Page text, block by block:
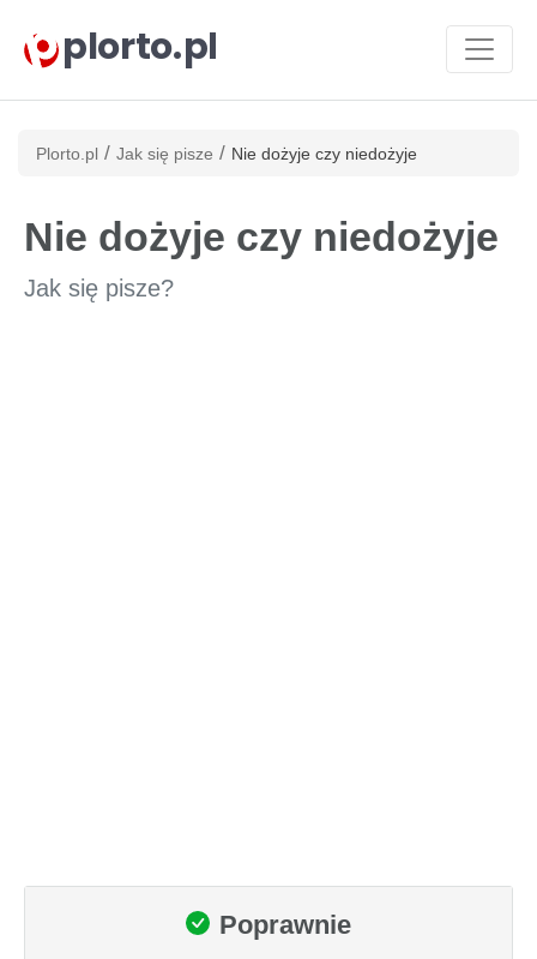
plorto.pl
Plorto.pl / Jak się pisze / Nie dożyje czy niedożyje
Nie dożyje czy niedożyje
Jak się pisze?
Poprawnie